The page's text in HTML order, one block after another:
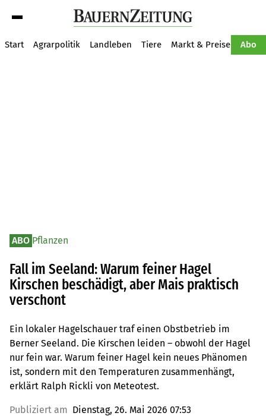
Start Agrarpolitik Landleben Tiere Markt & Preise Abo
ABO Pflanzen
Fall im Seeland: Warum feiner Hagel
Kirschen beschädigt, aber Mais praktisch
verschont
Ein lokaler Hagelschauer traf einen Obstbetrieb im
Berner Seeland. Die Kirschen leiden – obwohl der Hagel
nur fein war. Warum feiner Hagel kein neues Phänomen
ist, sondern mit den Temperaturen zusammenhängt,
erklärt Ralph Rickli von Meteotest.
Publiziert am Dienstag, 26. Mai 2026 07:53